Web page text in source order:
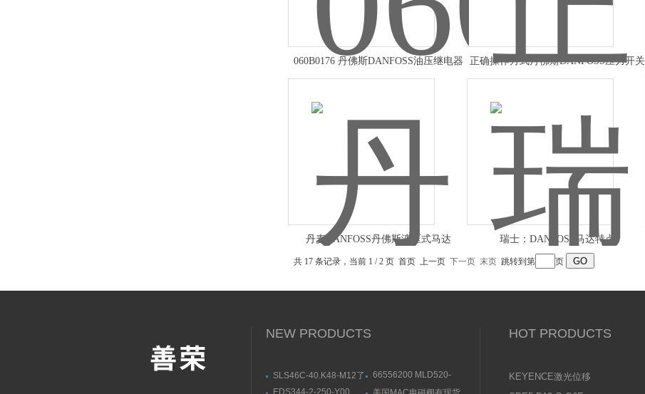
060B0176 丹佛斯DANFOSS油压继电器 正确操作方式丹佛斯DANFOSS压力开关
丹麦DANFOSS丹佛斯液压式马达 瑞士：DANFOSS马达特点
共 17 条记录，当前 1 / 2 页 首页 上一页 下一页 末页 跳转到第 页
NEW PRODUCTS
SLS46C-40.K48-M12了
解LEUZE劳易测单光束
66556200 MLD520-
EDS344-2-250-Y00
HOT PRODUCTS
KEYENCE激光位移
传感器使用说明书